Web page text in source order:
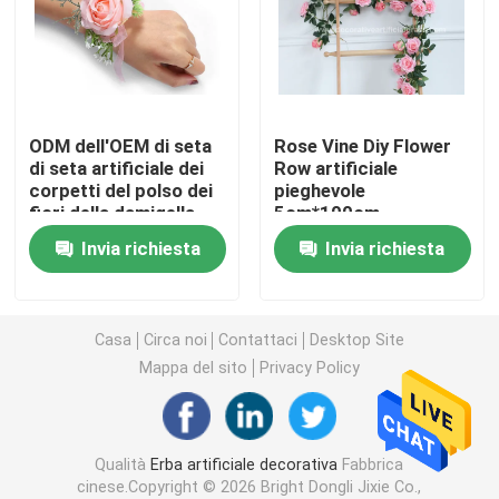
Tappeto erboso artificiale dell'erba
Petali di fiori artificiali
Palla del fiore artificiale
Piante artificiali della decorazione
Ornamenti decorativi
Moss Mat artificiale
ODM dell'OEM di seta
di seta artificiale dei
corpetti del polso dei
fiori della damigella
d'onore
Invia richiesta
Rose Vine Diy Flower
Row artificiale
pieghevole
5cm*100cm
6cm*120cm
Invia richiesta
Casa Circa noi Contattaci
Desktop Site
Mappa del sito
Privacy Policy
Qualità Erba artificiale decorativa Fabbrica
cinese.Copyright © 2026 Bright Dongli Jixie Co.,